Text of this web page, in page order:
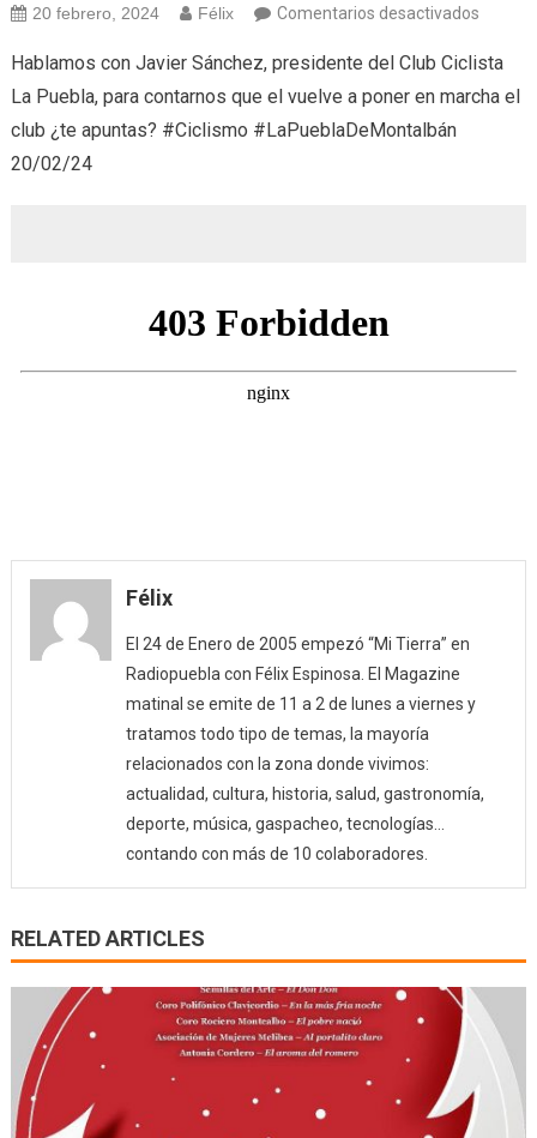
20 febrero, 2024 Félix Comentarios desactivadosen
Peña
Ciclista
Hablamos con Javier Sánchez, presidente del Club Ciclista
La Puebla, para contarnos que el vuelve a poner en marcha el
club ¿te apuntas? #Ciclismo #LaPueblaDeMontalbán
20/02/24
Félix
El 24 de Enero de 2005 empezó “Mi Tierra” en
Radiopuebla con Félix Espinosa. El Magazine
matinal se emite de 11 a 2 de lunes a viernes y
tratamos todo tipo de temas, la mayoría
relacionados con la zona donde vivimos:
actualidad, cultura, historia, salud, gastronomía,
deporte, música, gaspacheo, tecnologías…
contando con más de 10 colaboradores.
RELATED ARTICLES